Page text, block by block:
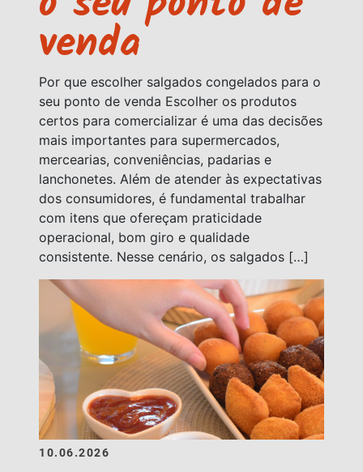
venda
Por que escolher salgados congelados para o
seu ponto de venda Escolher os produtos
certos para comercializar é uma das decisões
mais importantes para supermercados,
mercearias, conveniências, padarias e
lanchonetes. Além de atender às expectativas
dos consumidores, é fundamental trabalhar
com itens que ofereçam praticidade
operacional, bom giro e qualidade
consistente. Nesse cenário, os salgados […]
10.06.2026